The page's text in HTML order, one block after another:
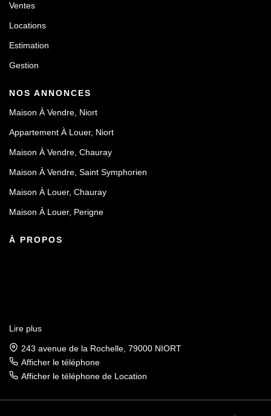
Ventes
Locations
Estimation
Gestion
NOS ANNONCES
Maison À Vendre, Niort
Appartement À Louer, Niort
Maison À Vendre, Chauray
Maison À Vendre, Saint Symphorien
Maison À Louer, Chauray
Maison À Louer, Perigne
À PROPOS
Lire plus
243 avenue de la Rochelle, 79000 NIORT
Afficher le téléphone
Afficher le téléphone de Location